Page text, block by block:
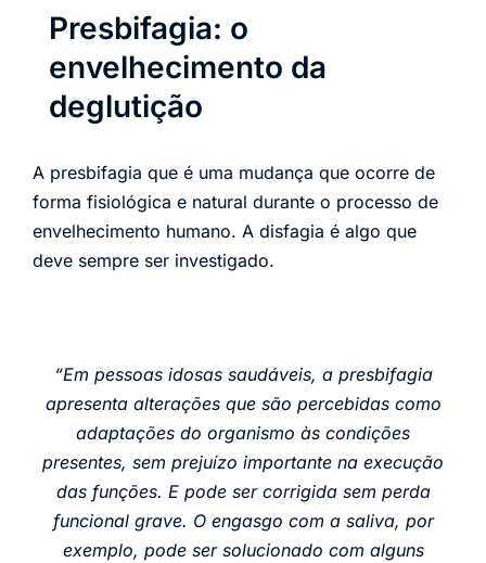
Presbifagia: o
envelhecimento da
deglutição
A presbifagia que é uma mudança que ocorre de
forma fisiológica e natural durante o processo de
envelhecimento humano. A disfagia é algo que
deve sempre ser investigado.
“Em pessoas idosas saudáveis, a presbifagia
apresenta alterações que são percebidas como
adaptações do organismo às condições
presentes, sem prejuízo importante na execução
das funções. E pode ser corrigida sem perda
funcional grave. O engasgo com a saliva, por
exemplo, pode ser solucionado com alguns